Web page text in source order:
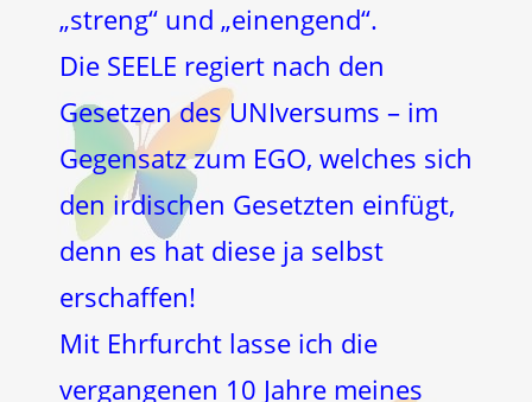
„streng“ und „einengend“.
Die SEELE regiert nach den
Gesetzen des UNIversums – im
Gegensatz zum EGO, welches sich
den irdischen Gesetzten einfügt,
denn es hat diese ja selbst
erschaffen!
Mit Ehrfurcht lasse ich die
vergangenen 10 Jahre meines